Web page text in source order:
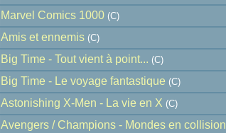
Marvel Comics 1000 (C)
Amis et ennemis (C)
Big Time - Tout vient à point... (C)
Big Time - Le voyage fantastique (C)
Astonishing X-Men - La vie en X (C)
Avengers / Champions - Mondes en collision